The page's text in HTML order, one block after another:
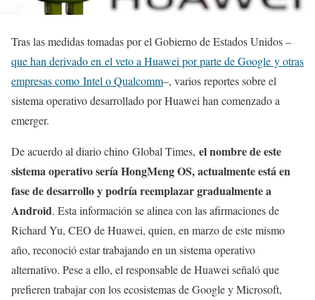
Tras las medidas tomadas por el Gobierno de Estados Unidos –
que han derivado en el veto a Huawei por parte de Google y otras
empresas como Intel o Qualcomm–, varios reportes sobre el
sistema operativo desarrollado por Huawei han comenzado a
emerger.
De acuerdo al diario chino Global Times, el nombre de este
sistema operativo sería HongMeng OS, actualmente está en
fase de desarrollo y podría reemplazar gradualmente a
Android. Esta información se alinea con las afirmaciones de
Richard Yu, CEO de Huawei, quien, en marzo de este mismo
año, reconoció estar trabajando en un sistema operativo
alternativo. Pese a ello, el responsable de Huawei señaló que
prefieren trabajar con los ecosistemas de Google y Microsoft,